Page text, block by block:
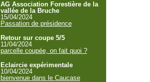
AG Association Forestière de la
vallée de la Bruche
15/04/2024
Passation de présidence
Retour sur coupe 5/5
11/04/2024
parcelle coupée, on fait quoi ?
Eclaircie expérimentale
10/04/2024
bienvenue dans le Caucase